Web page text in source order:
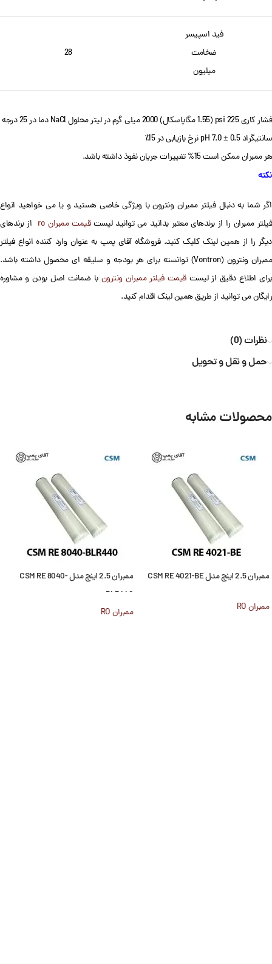
فید اسپیسر
ضخامت
میلیون
28
فشار کاری 225 psi (1.55 مگاپاسکال) 2000 میلی گرم در لیتر محلول NaCl دما در 25 درجه
سانتیگراد pH 7.0 ± 0.5 نرخ بازیابی در 15٪
هر ممبران ممکن است 15% تغییرات جریان نفوذ داشته باشد.
نکته
اگر شما به دنبال فیلتر ممبران ونترون با ویژگی خاصی هستید و یا می خواهید انواع
فیلتر ممبران را از برندهای معتبر بدانید می توانید لیستقیمت ممبران ro
از برندهای
دیگر را از همین لینک کلیک کنید. فروشگاه آقای پمپ به عنوان وارد کننده انواع فیلتر
ممبران ونترون (Vontron) توانسته برای هر بودجه و سلیقه ای محصول داشته باشد.
برای اطلاع دقیق از لیستقیمت فیلتر ممبران ونترون با ضمانت اصل بودن و مشاوره
رایگان می توانید از طریق همین لینک اقدام کنید.
نظرات (0)
حمل و نقل و تحویل
محصولات مشابه
ممبران 2.5 اینچ مدل CSM RE 4021-BE
ممبران RO
ممبران 2.5 اینچ مدل CSM RE 8040-
BLR440
ممبران RO